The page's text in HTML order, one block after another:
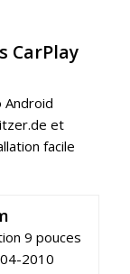
CarPlay
Android
et
facile
9 pouces
2010